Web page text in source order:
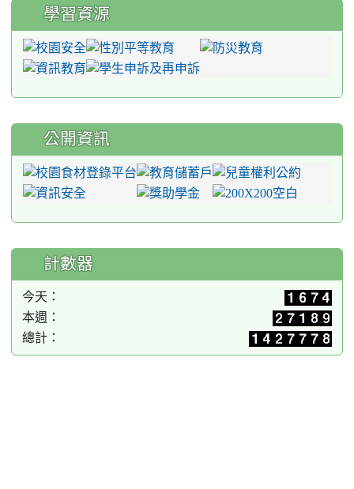
學習資源
公開資訊
計數器
今天：
本週：
總計：